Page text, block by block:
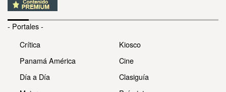
- Portales -
Crítica
Panamá América
Día a Día
Kiosco
Cine
Clasiguía